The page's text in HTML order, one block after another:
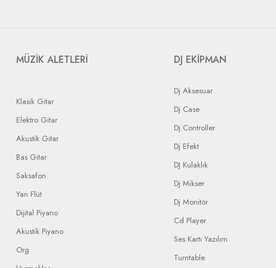
MÜZİK ALETLERİ
Klasik Gitar
Elektro Gitar
Akustik Gitar
Bas Gitar
Saksafon
Yan Flüt
Dijital Piyano
Akustik Piyano
Org
DJ EKİPMAN
Dj Aksesuar
Dj Case
Dj Controller
Dj Efekt
DJ Kulaklık
Dj Mikser
Dj Monitör
Cd Player
Ses Kartı Yazılım
Turntable